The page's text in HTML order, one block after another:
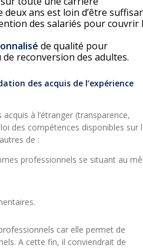
ans est loin d’être
des salariés pour couvrir
de qualité pour
reconversion des adultes.
des acquis de l’expérience
à l’étranger (transparence,
des compétences disponibles sur
de :
professionnels se situant au
car elle permet de
A cette fin, il conviendrait de